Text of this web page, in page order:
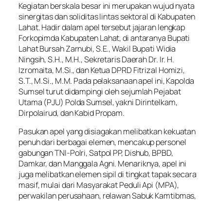
Kegiatan berskala besar ini merupakan wujud nyata
sinergitas dan soliditas lintas sektoral di Kabupaten
Lahat. Hadir dalam apel tersebut jajaran lengkap
Forkopimda Kabupaten Lahat, di antaranya Bupati
Lahat Bursah Zarnubi, S.E., Wakil Bupati Widia
Ningsih, S.H., M.H., Sekretaris Daerah Dr. Ir. H.
Izromaita, M.Si., dan Ketua DPRD Fitrizal Homizi,
S.T., M.Si., M.M. Pada pelaksanaan apel ini, Kapolda
Sumsel turut didampingi oleh sejumlah Pejabat
Utama (PJU) Polda Sumsel, yakni Dirintelkam,
Dirpolairud, dan Kabid Propam.
Pasukan apel yang disiagakan melibatkan kekuatan
penuh dari berbagai elemen, mencakup personel
gabungan TNI-Polri, Satpol PP, Dishub, BPBD,
Damkar, dan Manggala Agni. Menariknya, apel ini
juga melibatkan elemen sipil di tingkat tapak secara
masif, mulai dari Masyarakat Peduli Api (MPA),
perwakilan perusahaan, relawan Sabuk Kamtibmas,